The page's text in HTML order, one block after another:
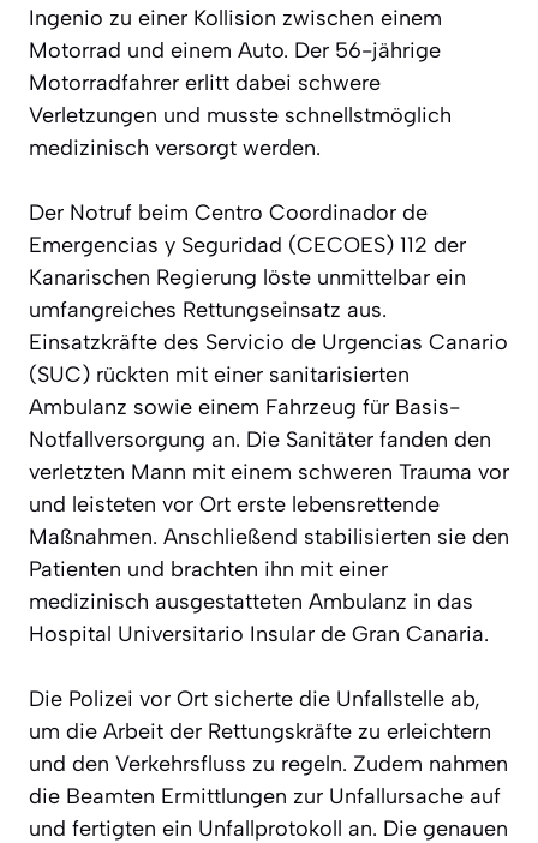
Ingenio zu einer Kollision zwischen einem
Motorrad und einem Auto. Der 56-jährige
Motorradfahrer erlitt dabei schwere
Verletzungen und musste schnellstmöglich
medizinisch versorgt werden.
Der Notruf beim Centro Coordinador de
Emergencias y Seguridad (CECOES) 112 der
Kanarischen Regierung löste unmittelbar ein
umfangreiches Rettungseinsatz aus.
Einsatzkräfte des Servicio de Urgencias Canario
(SUC) rückten mit einer sanitarisierten
Ambulanz sowie einem Fahrzeug für Basis-
Notfallversorgung an. Die Sanitäter fanden den
verletzten Mann mit einem schweren Trauma vor
und leisteten vor Ort erste lebensrettende
Maßnahmen. Anschließend stabilisierten sie den
Patienten und brachten ihn mit einer
medizinisch ausgestatteten Ambulanz in das
Hospital Universitario Insular de Gran Canaria.
Die Polizei vor Ort sicherte die Unfallstelle ab,
um die Arbeit der Rettungskräfte zu erleichtern
und den Verkehrsfluss zu regeln. Zudem nahmen
die Beamten Ermittlungen zur Unfallursache auf
und fertigten ein Unfallprotokoll an. Die genauen